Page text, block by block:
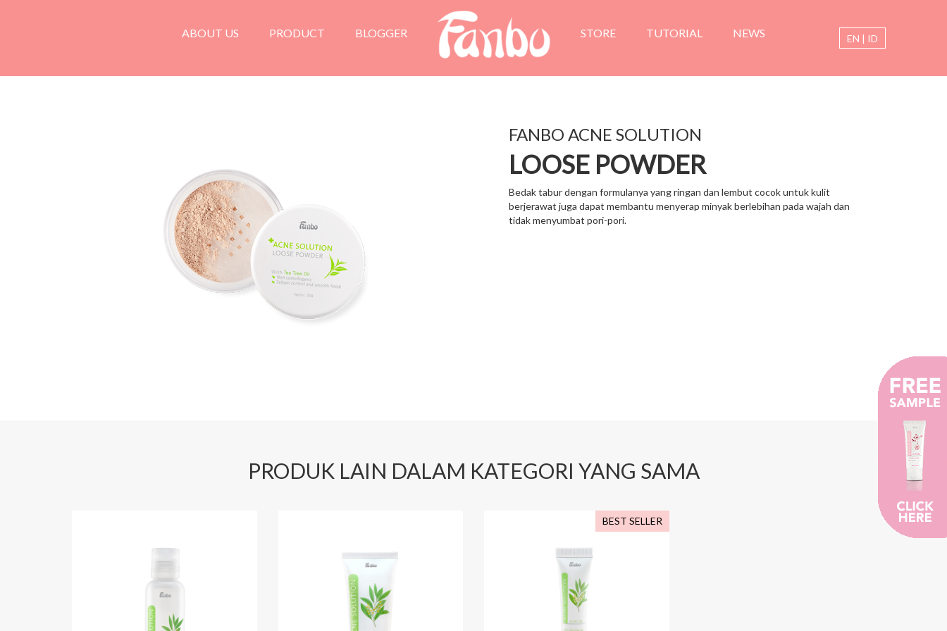
ABOUT US PRODUCT BLOGGER STORE TUTORIAL NEWS EN | ID
FANBO ACNE SOLUTION
LOOSE POWDER
Bedak tabur dengan formulanya yang ringan dan lembut cocok untuk kulit
berjerawat juga dapat membantu menyerap minyak berlebihan pada wajah dan
tidak menyumbat pori-pori.
PRODUK LAIN DALAM KATEGORI YANG SAMA
BEST SELLER